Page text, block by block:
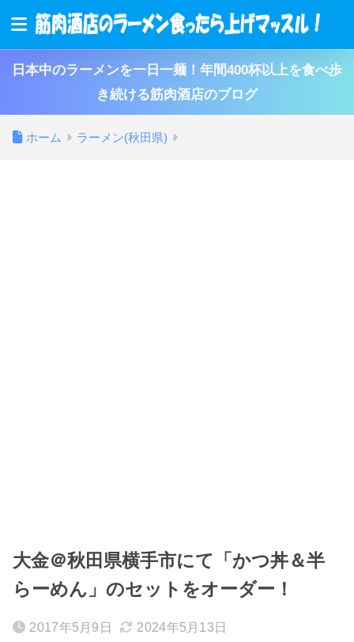
日本中のラーメンを一日一麺！年間400杯以上を食べ歩
き続ける筋肉酒店のブログ
ホーム ラーメン(秋田県)
大金＠秋田県横手市にて「かつ丼＆半
らーめん」のセットをオーダー！
2017年5月9日 2024年5月13日